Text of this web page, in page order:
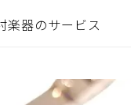
楽器のサービス